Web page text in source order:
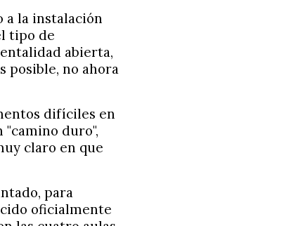
a la instalación
tipo de
abierta,
posible, no ahora
difíciles en
duro",
claro en que
para
oficialmente